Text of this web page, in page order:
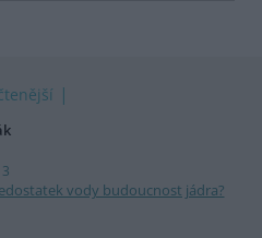
vody budoucnost jádra?